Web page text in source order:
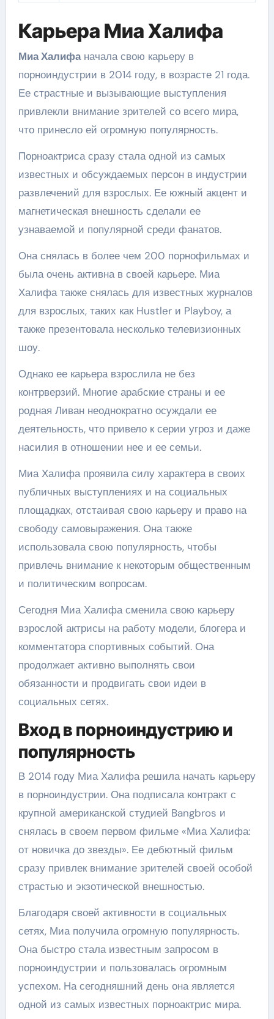
Карьера Миа Халифа
Миа Халифаначала свою карьеру в
порноиндустрии в 2014 году, в возрасте 21 года.
Ее страстные и вызывающие выступления
привлекли внимание зрителей со всего мира,
что принесло ей огромную популярность.
Порноактриса сразу стала одной из самых
известных и обсуждаемых персон в индустрии
развлечений для взрослых. Ее южный акцент и
магнетическая внешность сделали ее
узнаваемой и популярной среди фанатов.
Она снялась в более чем 200 порнофильмах и
была очень активна в своей карьере. Миа
Халифа также снялась для известных журналов
для взрослых, таких как Hustler и Playboy, а
также презентовала несколько телевизионных
шоу.
Однако ее карьера взрослила не без
контрверзий. Многие арабские страны и ее
родная Ливан неоднократно осуждали ее
деятельность, что привело к серии угроз и даже
насилия в отношении нее и ее семьи.
Миа Халифа проявила силу характера в своих
публичных выступлениях и на социальных
площадках, отстаивая свою карьеру и право на
свободу самовыражения. Она также
использовала свою популярность, чтобы
привлечь внимание к некоторым общественным
и политическим вопросам.
Сегодня Миа Халифа сменила свою карьеру
взрослой актрисы на работу модели, блогера и
комментатора спортивных событий. Она
продолжает активно выполнять свои
обязанности и продвигать свои идеи в
социальных сетях.
Вход в порноиндустрию и
популярность
В 2014 году Миа Халифа решила начать карьеру
в порноиндустрии. Она подписала контракт с
крупной американской студией Bangbros и
снялась в своем первом фильме «Миа Халифа:
от новичка до звезды». Ее дебютный фильм
сразу привлек внимание зрителей своей особой
страстью и экзотической внешностью.
Благодаря своей активности в социальных
сетях, Миа получила огромную популярность.
Она быстро стала известным запросом в
порноиндустрии и пользовалась огромным
успехом. На сегодняшний день она является
одной из самых известных порноактрис мира.